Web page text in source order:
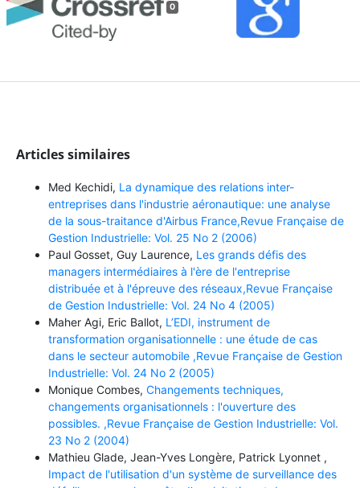
0
Articles similaires
Med Kechidi, La dynamique des relations inter-
entreprises dans l'industrie aéronautique: une analyse
de la sous-traitance d'Airbus France,Revue Française de
Gestion Industrielle: Vol. 25 No 2 (2006)
Paul Gosset, Guy Laurence, Les grands défis des
managers intermédiaires à l'ère de l'entreprise
distribuée et à l'épreuve des réseaux,Revue Française
de Gestion Industrielle: Vol. 24 No 4 (2005)
Maher Agi, Eric Ballot, L’EDI, instrument de
transformation organisationnelle : une étude de cas
dans le secteur automobile ,Revue Française de Gestion
Industrielle: Vol. 24 No 2 (2005)
Monique Combes, Changements techniques,
changements organisationnels : l'ouverture des
possibles. ,Revue Française de Gestion Industrielle: Vol.
23 No 2 (2004)
Mathieu Glade, Jean-Yves Longère, Patrick Lyonnet ,
Impact de l'utilisation d'un système de surveillance des